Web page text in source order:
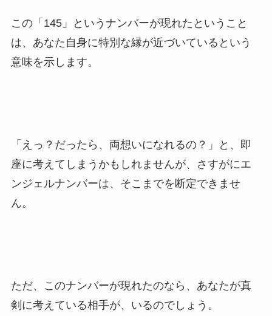
この「145」というナンバーが現れたということ
は、あなた自身に特別な縁が近づいているという
意味を示します。
「えっ？だったら、両想いになれるの？」と、即
座に考えてしまうかもしれませんが、さすがにエ
ンジェルナンバーは、そこまでを断定できませ
ん。
ただ、このナンバーが現れたのなら、あなたが真
剣に考えている相手が、いるのでしょう。